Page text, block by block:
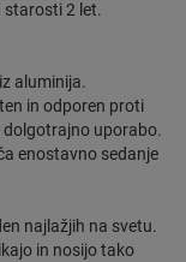
starosti 2 let.
aluminija.
in odporen proti
dolgotrajno uporabo.
enostavno sedanje
najlažjih na svetu.
in nosijo tako